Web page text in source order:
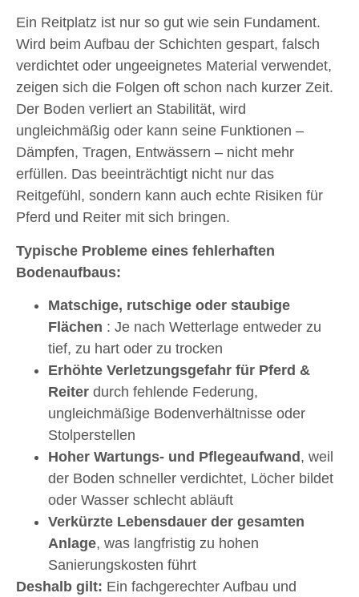
Ein Reitplatz ist nur so gut wie sein Fundament.
Wird beim Aufbau der Schichten gespart, falsch
verdichtet oder ungeeignetes Material verwendet,
zeigen sich die Folgen oft schon nach kurzer Zeit.
Der Boden verliert an Stabilität, wird
ungleichmäßig oder kann seine Funktionen –
Dämpfen, Tragen, Entwässern – nicht mehr
erfüllen. Das beeinträchtigt nicht nur das
Reitgefühl, sondern kann auch echte Risiken für
Pferd und Reiter mit sich bringen.
Typische Probleme eines fehlerhaften
Bodenaufbaus:
Matschige, rutschige oder staubige
Flächen : Je nach Wetterlage entweder zu
tief, zu hart oder zu trocken
Erhöhte Verletzungsgefahr für Pferd &
Reiter durch fehlende Federung,
ungleichmäßige Bodenverhältnisse oder
Stolperstellen
Hoher Wartungs- und Pflegeaufwand , weil
der Boden schneller verdichtet, Löcher bildet
oder Wasser schlecht abläuft
Verkürzte Lebensdauer der gesamten
Anlage, was langfristig zu hohen
Sanierungskosten führt
Deshalb gilt: Ein fachgerechter Aufbau und